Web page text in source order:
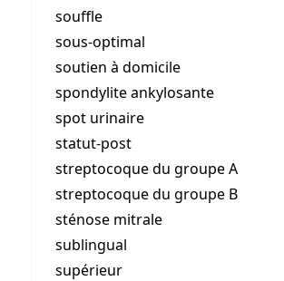
souffle
sous-optimal
soutien à domicile
spondylite ankylosante
spot urinaire
statut-post
streptocoque du groupe A
streptocoque du groupe B
sténose mitrale
sublingual
supérieur